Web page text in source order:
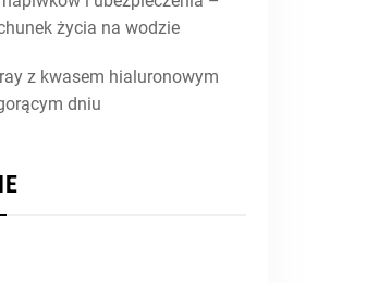
życia na wodzie
z kwasem hialuronowym
dniu